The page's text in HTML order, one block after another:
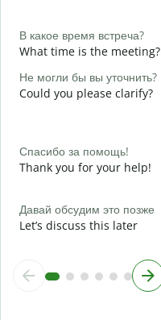
В какое время встреча?
What time is the meeting?
Не могли бы вы уточнить?
Could you please clarify?
Спасибо за помощь!
Thank you for your help!
Давай обсудим это позже
Let’s discuss this later